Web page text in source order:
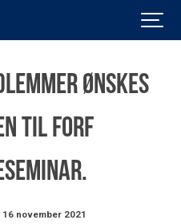
ønskes
til FORF
16 november 2021